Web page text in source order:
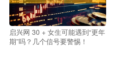
启兴网 30 + 女生可能遇到“更年
期”吗？几个信号要警惕！